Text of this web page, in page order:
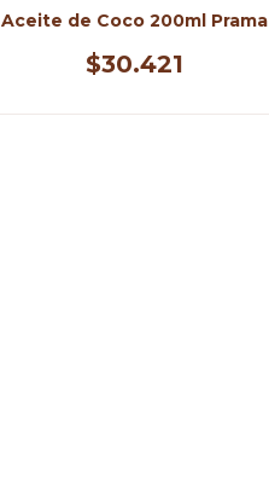
Aceite de Coco 200ml Prama
$30.421